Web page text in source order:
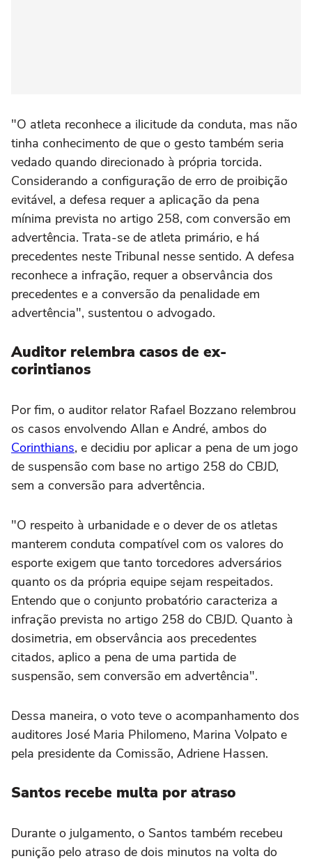
"O atleta reconhece a ilicitude da conduta, mas não
tinha conhecimento de que o gesto também seria
vedado quando direcionado à própria torcida.
Considerando a configuração de erro de proibição
evitável, a defesa requer a aplicação da pena
mínima prevista no artigo 258, com conversão em
advertência. Trata-se de atleta primário, e há
precedentes neste Tribunal nesse sentido. A defesa
reconhece a infração, requer a observância dos
precedentes e a conversão da penalidade em
advertência", sustentou o advogado.
Auditor relembra casos de ex-
corintianos
Por fim, o auditor relator Rafael Bozzano relembrou
os casos envolvendo Allan e André, ambos do
Corinthians, e decidiu por aplicar a pena de um jogo
de suspensão com base no artigo 258 do CBJD,
sem a conversão para advertência.
"O respeito à urbanidade e o dever de os atletas
manterem conduta compatível com os valores do
esporte exigem que tanto torcedores adversários
quanto os da própria equipe sejam respeitados.
Entendo que o conjunto probatório caracteriza a
infração prevista no artigo 258 do CBJD. Quanto à
dosimetria, em observância aos precedentes
citados, aplico a pena de uma partida de
suspensão, sem conversão em advertência".
Dessa maneira, o voto teve o acompanhamento dos
auditores José Maria Philomeno, Marina Volpato e
pela presidente da Comissão, Adriene Hassen.
Santos recebe multa por atraso
Durante o julgamento, o Santos também recebeu
punição pelo atraso de dois minutos na volta do